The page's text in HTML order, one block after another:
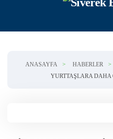
ANASAYFA HABERLER
YURTTAŞLARA